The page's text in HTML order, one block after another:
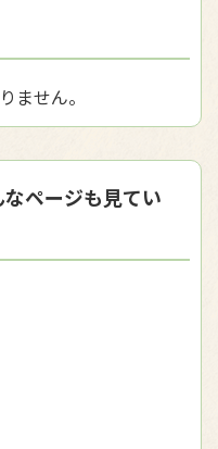
ません。
ページも見てい